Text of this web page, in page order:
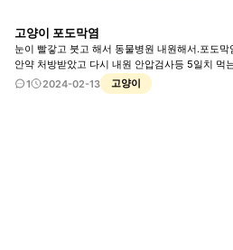
고양이 포도막염
눈이 빨갛고 붓고 해서 동물병원 내원해서.포도막염 진단받고 (각종검사) 3일 먹는약
안약 처방받았고 다시 내원 안압검사등 5일치 먹
전혀 이상이 없어보이는데 병원에서는 또오라고 하고 검사를 또해야한다는데 매
사비용도 부담스러워서요 계속 병원에 가야하나요?
1 2024-02-13 고양이